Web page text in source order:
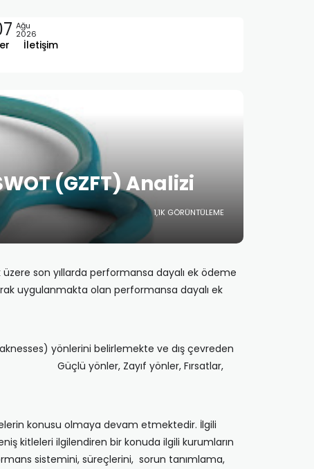
İletişim
Ağu
2026
(GZFT) Analizi
1,1K GÖRÜNTÜLEME
son yıllarda performansa dayalı ek ödeme
uygulanmakta olan performansa dayalı ek
yönlerini belirlemekte ve dış çevreden
Güçlü yönler, Zayıf yönler, Fırsatlar,
konusu olmaya devam etmektedir. İlgili
kitleleri ilgilendiren bir konuda ilgili kurumların
sistemini, süreçlerini, sorun tanımlama,